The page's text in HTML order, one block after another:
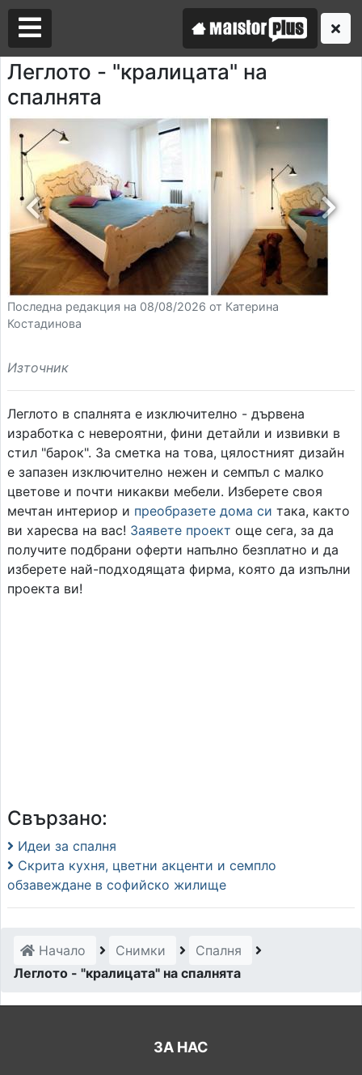
Леглото - "кралицата" на
спалнята
Последна редакция на 08/08/2026 от Катерина
Костадинова
Източник
Леглото в спалнята е изключително - дървена
изработка с невероятни, фини детайли и извивки в
стил "барок". За сметка на това, цялостният дизайн
е запазен изключително нежен и семпъл с малко
цветове и почти никакви мебели. Изберете своя
мечтан интериор и преобразете дома си така, както
ви харесва на вас! Заявете проект още сега, за да
получите подбрани оферти напълно безплатно и да
изберете най-подходящата фирма, която да изпълни
проекта ви!
Свързано:
Идеи за спалня
Скрита кухня, цветни акценти и семпло
обзавеждане в софийско жилище
Начало Снимки
Спалня
Леглото - "кралицата" на спалнята
ЗА НАС
Аз съм майстор
Търся майстор